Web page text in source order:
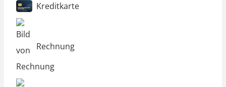
Kreditkarte
Rechnung